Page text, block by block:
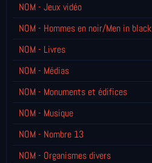
NOM - Jeux vidéo
NOM - Hommes en noir/Men in black
NOM - Livres
NOM - Médias
NOM - Monuments et édifices
NOM - Musique
NOM - Nombre 13
NOM - Organismes divers